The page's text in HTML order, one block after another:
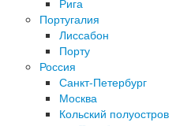
Рига
Португалия
Лиссабон
Порту
Россия
Санкт-Петербург
Москва
Кольский полуостров